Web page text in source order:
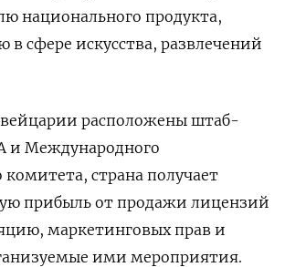
национального продукта,
в сфере искусства, развлечений
расположены штаб-
и Международного
страна получает
прибыль от продажи лицензий
маркетинговых прав и
ими мероприятия.